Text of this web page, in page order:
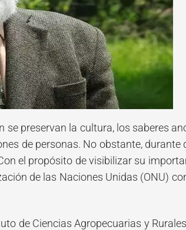
preservan la cultura, los saberes
de personas. No obstante, durante
el propósito de visibilizar su
de las Naciones Unidas (ONU)
de Ciencias Agropecuarias y